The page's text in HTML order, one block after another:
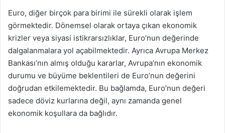
Euro, diğer birçok para birimi ile sürekli olarak işlem
görmektedir. Dönemsel olarak ortaya çıkan ekonomik
krizler veya siyasi istikrarsızlıklar, Euro’nun değerinde
dalgalanmalara yol açabilmektedir. Ayrıca Avrupa Merkez
Bankası’nın almış olduğu kararlar, Avrupa’nın ekonomik
durumu ve büyüme beklentileri de Euro’nun değerini
doğrudan etkilemektedir. Bu bağlamda, Euro’nun değeri
sadece döviz kurlarına değil, aynı zamanda genel
ekonomik koşullara da bağlıdır.